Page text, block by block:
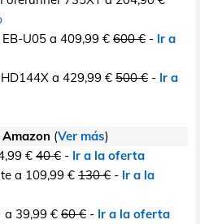
U05 a 409,99 € 600 € - Ir a
a 429,99 € 500 € - Ir a
(Ver más)
€ 40 € - Ir a la oferta
a 109,99 € 130 € - Ir a la
a 39,99 € 60 € - Ir a la oferta